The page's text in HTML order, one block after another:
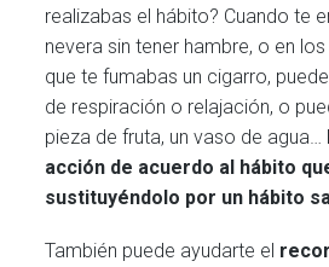
realizabas el hábito? Cuando te
nevera sin tener hambre, o en
que te fumabas un cigarro,
de respiración o relajación, o
pieza de fruta, un vaso de agua…
acción de acuerdo al hábito
sustituyéndolo por un hábito
También puede ayudarte el